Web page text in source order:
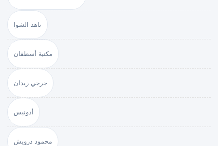
ناهد الشوا
مكتبة أسطفان
جرجي زيدان
أدونيس
محمود درويش